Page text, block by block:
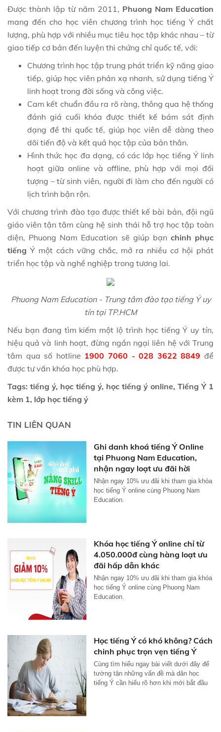
Được thành lập từ năm 2011, Phuong Nam Education
mang đến cho học viên chương trình học tiếng Ý chất
lượng, phù hợp với nhiều mục tiêu học tập khác nhau – từ
giao tiếp cơ bản đến luyện thi chứng chỉ quốc tế, với:
Chương trình học tập trung phát triển kỹ năng giao
tiếp, giúp học viên phản xạ nhanh, sử dụng tiếng Ý
linh hoạt trong đời sống và công việc.
Cam kết chuẩn đầu ra rõ ràng, thông qua hệ thống
đánh giá cuối khóa được thiết kế bám sát định
dạng đề thi quốc tế, giúp học viên dễ dàng theo
dõi tiến độ và kết quả học tập của bản thân.
Hình thức học đa dạng, có các lớp học tiếng Ý linh
hoạt giữa online và offline, phù hợp với mọi đối
tượng – từ sinh viên, người đi làm cho đến người có
lịch trình bận rộn.
Với chương trình đào tạo được thiết kế bài bản, đội ngũ
giáo viên tận tâm cùng hệ sinh thái hỗ trợ học tập toàn
diện, Phuong Nam Education sẽ giúp bạnchinh phục
tiếng Ý một cách vững chắc, mở ra nhiều cơ hội phát
triển học tập và nghề nghiệp trong tương lai.
Phuong Nam Education - Trung tâm đào tạo tiếng Ý uy
tín tại TP.HCM
Nếu bạn đang tìm kiếm một lộ trình học tiếng Ý uy tín,
hiệu quả và linh hoạt, đừng ngần ngại liên hệ với Trung
tâm qua số hotline 1900 7060 - 028 3622 8849 để
được tư vấn khóa học phù hợp.
Tags: tiếng ý, học tiếng ý, học tiếng ý online, Tiếng Ý 1
kèm 1, lớp học tiếng ý
TIN LIÊN QUAN
Ghi danh khoá tiếng Ý Online
tại Phuong Nam Education,
nhận ngay loạt ưu đãi hời
Nhận ngay 10% ưu đãi khi tham gia khóa
học tiếng Ý online cùng Phuong Nam
Education.
Khóa học tiếng Ý online chỉ từ
4.050.000đ cùng hàng loạt ưu
đãi hấp dẫn khác
Nhận ngay 10% ưu đãi khi tham gia khóa
học tiếng Ý online cùng Phuong Nam
Education.
Học tiếng Ý có khó không? Cách
chinh phục trọn vẹn tiếng Ý
Cùng tìm hiểu ngay bài viết dưới đây để
tường tận những vấn đề mà dân học
tiếng Ý cần hiểu rõ hơn khi mới bắt đầu